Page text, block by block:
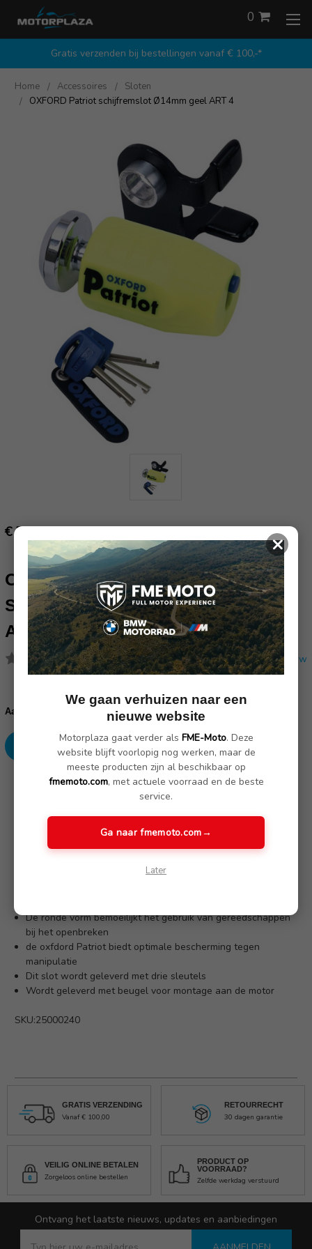
Gratis verzenden bij bestellingen vanaf € 100,-*
0
Home Accessoires
Sloten
OXFORD Patriot schijfremslot Ø14mm geel ART 4
€ 54.95
OXFORD PATRIOT
SCHIJFREMSLOT Ø14MM GEEL
ART 4
(Nog geen reviews) Schrijf een review
voorraad:
Aantal:
Verlaag
aantallen:
SKU: 25000240
(Nog geen reviews)
De ronde vorm bemoeilijkt het gebruik van gereedschappen
bij het openbreken
de oxfdord Patriot biedt optimale bescherming tegen
manipulatie
Dit slot wordt geleverd met drie sleutels
Wordt geleverd met beugel voor montage aan de motor
SKU:25000240
GRATIS VERZENDING
Vanaf € 100,00
RETOURRECHT
30 dagen garantie
VEILIG ONLINE BETALEN
Zorgeloos online bestellen
PRODUCT OP
VOORRAAD?
Zelfde werkdag verstuurd
Ontvang het laatste nieuws, updates en aanbiedingen
×
We gaan verhuizen naar een
nieuwe website
Motorplaza gaat verder als FME-Moto. Deze
website blijft voorlopig nog werken, maar de
meeste producten zijn al beschikbaar op
fmemoto.com, met actuele voorraad en de beste
service.
Ga naar fmemoto.com→
Later